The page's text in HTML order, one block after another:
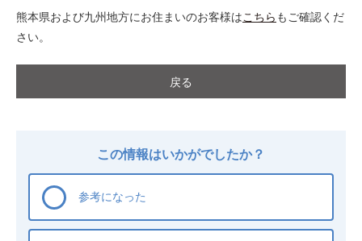
熊本県および九州地方にお住まいのお客様はこちら もご確認くだ
さい。
戻る
この情報はいかがでしたか？
参考になった